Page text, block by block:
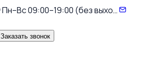
Пн–Вс 09:00–19:00 (без выхо…
Заказать звонок